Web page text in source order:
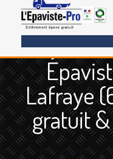
ENLÈVEMENTÉPAVE
Quoi ?
Scooteret Moto
Camion
et Poids
Lafraye
gratuit